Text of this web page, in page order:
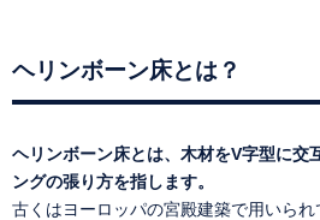
ヘリンボーン床とは？
ヘリンボーン床とは、木材をV字型に交
ングの張り方を指します。
古くはヨーロッパの宮殿建築で用いら